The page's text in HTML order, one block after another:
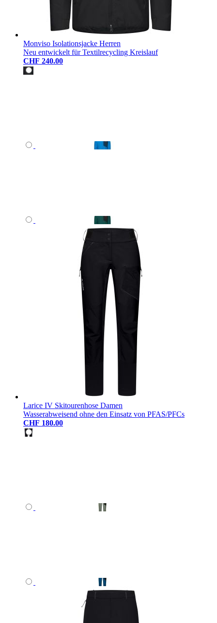
Monviso Isolationsjacke Herren
Neu entwickelt für Textilrecycling Kreislauf
CHF 240.00
Larice IV Skitourenhose Damen
Wasserabweisend ohne den Einsatz von PFAS/PFCs
CHF 180.00